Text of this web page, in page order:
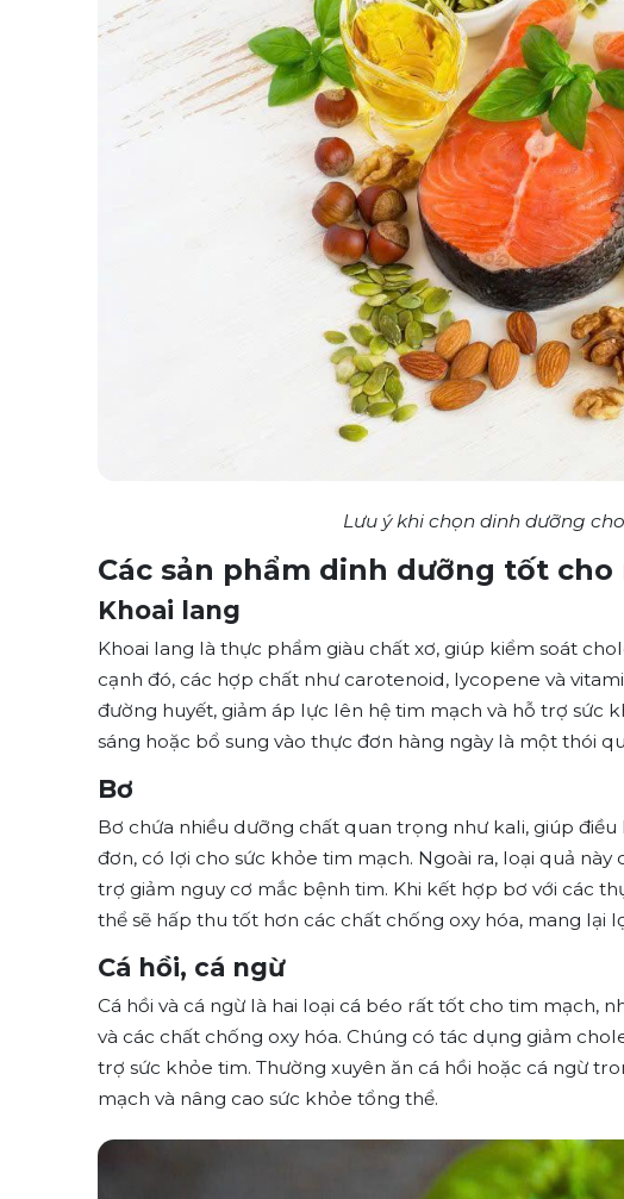
Lưu ý khi chọn dinh dưỡng
Các sản phẩm dinh dưỡng tốt
Khoai lang
Khoai lang là thực phẩm giàu chất xơ, giúp kiểm soát
cạnh đó, các hợp chất như carotenoid, lycopene và
đường huyết, giảm áp lực lên hệ tim mạch và hỗ trợ sức
sáng hoặc bổ sung vào thực đơn hàng ngày là một thói
Bơ
Bơ chứa nhiều dưỡng chất quan trọng như kali, giúp
đơn, có lợi cho sức khỏe tim mạch. Ngoài ra, loại quả này
trợ giảm nguy cơ mắc bệnh tim. Khi kết hợp bơ với các
thể sẽ hấp thu tốt hơn các chất chống oxy hóa, mang lại
Cá hồi, cá ngừ
Cá hồi và cá ngừ là hai loại cá béo rất tốt cho tim mạch,
và các chất chống oxy hóa. Chúng có tác dụng giảm
trợ sức khỏe tim. Thường xuyên ăn cá hồi hoặc cá ngừ
mạch và nâng cao sức khỏe tổng thể.